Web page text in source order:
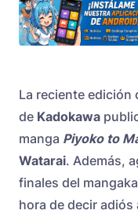
La reciente edición
de Kadokawa
manga Piyoko to
Watarai. Además,
finales del
hora de decir